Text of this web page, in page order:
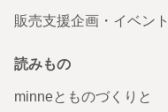
販売支援企画・イベント
読みもの
minneとものづくりと